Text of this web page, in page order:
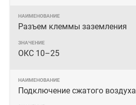
Разъем клеммы заземления
ОКС 10–25
Подключение сжатого воздуха